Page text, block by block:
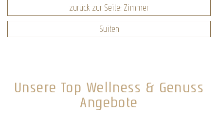
zurück zur Seite: Zimmer
Suiten
Unsere Top Wellness & Genuss
Angebote